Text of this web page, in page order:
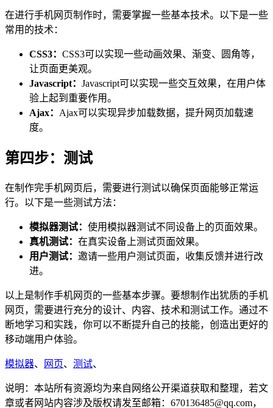
在进行手机网页制作时，需要掌握一些基本技术。以下是一些
常用的技术：
CSS3： CSS3可以实现一些动画效果、渐变、圆角等，
让页面更美观。
Javascript： Javascript可以实现一些交互效果，在用户体
验上起到重要作用。
Ajax： Ajax可以实现异步加载数据，提升网页加载速
度。
第四步：测试
在制作完手机网页后，需要进行测试以确保页面能够正常运
行。以下是一些测试方法：
模拟器测试： 使用模拟器测试不同设备上的页面效果。
真机测试： 在真实设备上测试页面效果。
用户测试： 邀请一些用户测试页面，收集反馈并进行改
进。
以上是制作手机网页的一些基本步骤。要想制作出犹质的手机
网页，需要进行充分的设计、内容、技术和测试工作。通过不
断地学习和实践，你可以不断提升自己的技能，创造出更好的
移动端用户体验。
模拟器、 网页、 测试、
说明：本站所有资源均为来自网络公开渠道获取和整理，若文
章或者网站内容涉及版权请发至邮箱：670136485@qq.com，